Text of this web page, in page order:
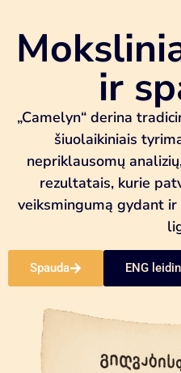
ir
„Camelyn“ derina
šiuolaikiniais
nepriklausomų
rezultatais, kurie
veiksmingumą gydant
Spauda ENG